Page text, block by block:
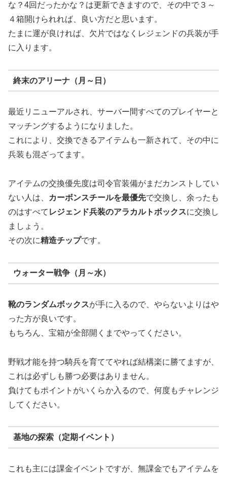
な？4回だったかな？は更新できますので、その中で３～
４箱開けられれば、良い方だと思います。
たまに運が良ければ、欠片ではなくレジェンドの兵装が手
に入ります。
終末のアリーナ（月～日）
最近リニューアルされ、サーバー間すべてのプレイヤーと
マッチングするようになりました。
これにより、交換できるアイテムも一新されて、その中に
兵装も混ざってます。
アイテムの交換優先度は司令官装備がまだカンストしてい
ない人は、
カーボンスチールを最優先で交換し、余ったも
のはすべて レジェンド兵装のアラカルトボックスに交換し
ましょう。
その次に精造チップです。
ウォーター戦争（月～水）
靴のランダムボックスが手に入るので、やらないよりはや
った方が良いです。
もちろん、宝箱が全部開くまでやってください。
野戦才能を持つ騎兵を育ててやれば結構楽に勝てますが、
これは必ずしも勝つ必要はありません。
負けてもポイントがいくらか入るので、何度もチャレンジ
してください。
基地の探索（定期イベント）
これも主には課金イベントですが、無課金でもアイテムを